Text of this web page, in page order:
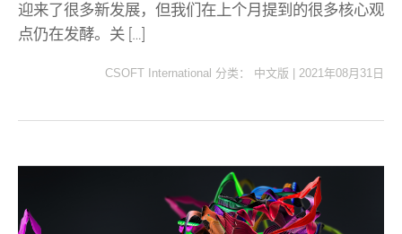
迎来了很多新发展，但我们在上个月提到的很多核心观
点仍在发酵。关 […]
CSOFT International 分类： 中文版 | 2021年08月31日